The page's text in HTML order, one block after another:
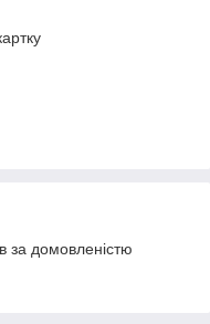
за домовленістю